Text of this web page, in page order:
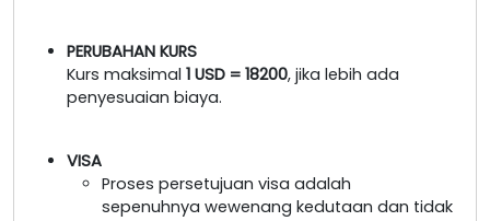
PERUBAHAN KURS
Kurs maksimal 1 USD = 18200, jika lebih ada
penyesuaian biaya.
VISA
Proses persetujuan visa adalah
sepenuhnya wewenang kedutaan dan tidak